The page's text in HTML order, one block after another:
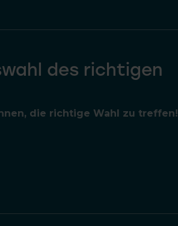
des richtigen
die richtige Wahl zu treffen!